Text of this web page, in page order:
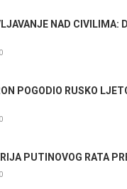
NAD
0
POGODIO RUSKO
0
PUTINOVOG RATA
0